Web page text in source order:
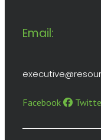
Email:
Facebook